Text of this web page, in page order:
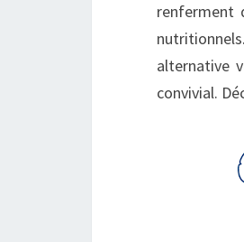
renferment
alternative
convivial.